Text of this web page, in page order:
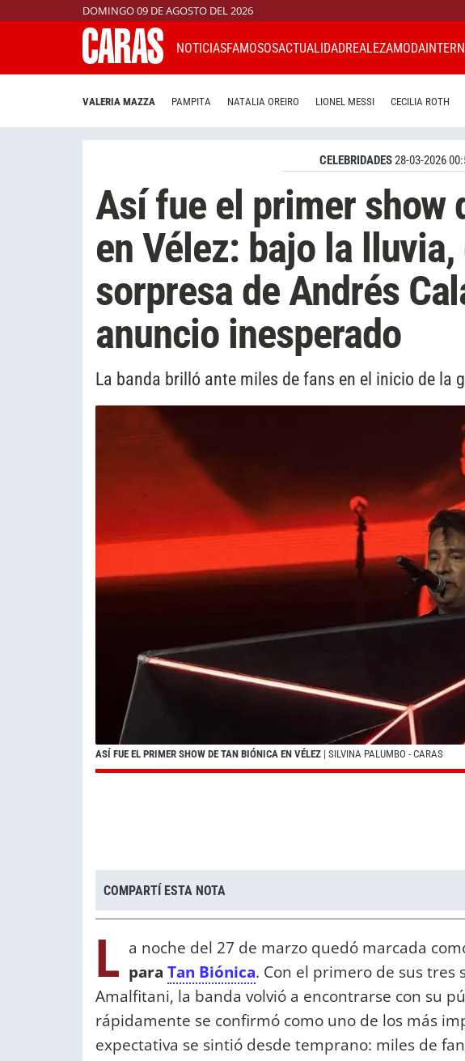
DOMINGO 09 DE AGOSTO DEL 2026
NOTICIASFAMOSOSACTUALIDADREALEZAMODA
VALERIA MAZZA PAMPITA NATALIA OREIRO LIONEL MESSI CECILIA ROTH
CELEBRIDADES28-03-2026
Así fue el primer show
en Vélez: bajo la
sorpresa de Andrés
anuncio inesperado
La banda brilló ante miles de fans en el inicio de la
ASÍ FUE EL PRIMER SHOW DE TAN BIÓNICA EN VÉLEZ | SILVINA PALUMBO - CARAS
COMPARTÍ ESTA NOTA
L a noche del 27 de marzo quedó marcada
para Tan Biónica. Con el primero de sus tres
Amalfitani, la banda volvió a encontrarse con su
rápidamente se confirmó como uno de los más
expectativa se sintió desde temprano: miles de